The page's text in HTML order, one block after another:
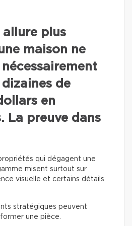
allure plus
maison ne
de
en
La preuve dans
qui dégagent une
misent surtout sur
visuelle et certains détails
stratégiques peuvent
une pièce.